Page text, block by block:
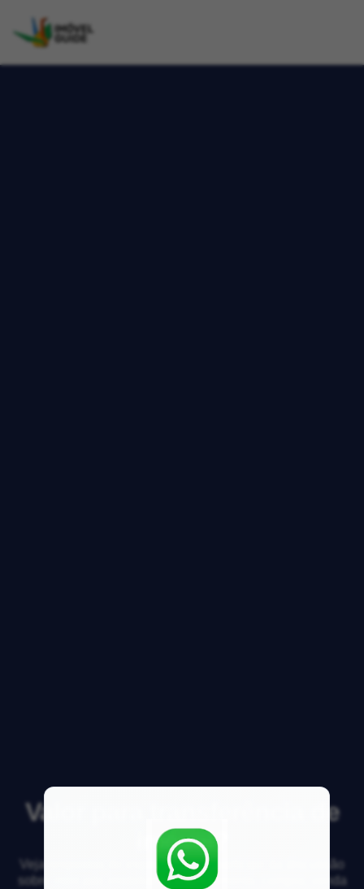
Valor para transferência de
imóvel?
Veja respostas de especialistas e participe da discussão
sobre mercado imobiliário, financiamento, compra, venda